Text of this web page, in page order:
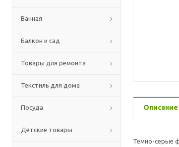
Ванная
Балкон и сад
Товары для ремонта
Текстиль для дома
Посуда
Детские товары
Описание
Темно-серые